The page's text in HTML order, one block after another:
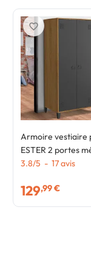
Armoire vestiaire
ESTER 2 portes
et contour bois
3.8/5 - 17avis
129,99 €
favorite_border